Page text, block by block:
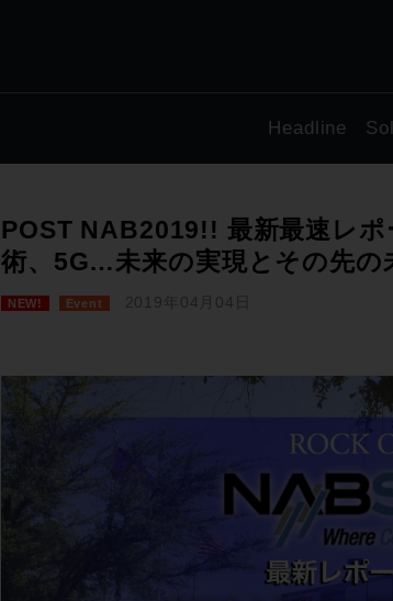
Headline
POST NAB2019!! 最新最速レ
術、5G…未来の実現とその先の
NEW! Event 2019年04月04日